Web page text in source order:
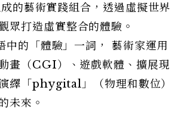
藝術實踐組合，透過虛擬世界
眾打造虛實整合的體驗。
的「體驗」一詞， 藝術家運用
畫（CGI）、遊戲軟體、擴展現
繹「phygital」（物理和數位）
未來。